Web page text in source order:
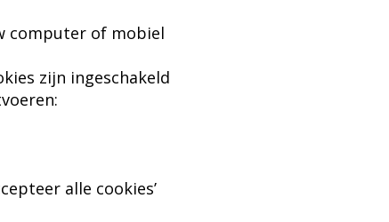
computer of mobiel
zijn ingeschakeld
alle cookies’